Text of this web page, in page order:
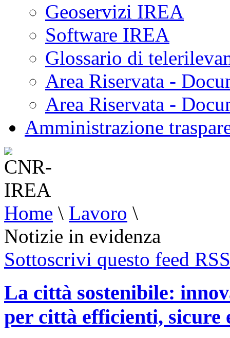
Geoservizi IREA
Software IREA
Glossario di
Area Riservata -
Area Riservata -
Amministrazione
Home \ Lavoro \
Notizie in evidenza
Sottoscrivi questo feed RSS
La città sostenibile:
per città efficienti, sicure